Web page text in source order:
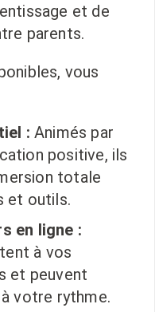
et de
parents.
vous
: Animés par
positive, ils
totale
et outils.
en ligne :
à vos
et peuvent
votre rythme.